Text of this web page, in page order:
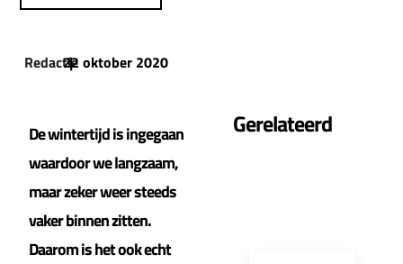
Redactie
|
22 oktober 2020
De wintertijd is ingegaan
waardoor we langzaam,
maar zeker weer steeds
vaker binnen zitten.
Daarom is het ook echt
Gerelateerd